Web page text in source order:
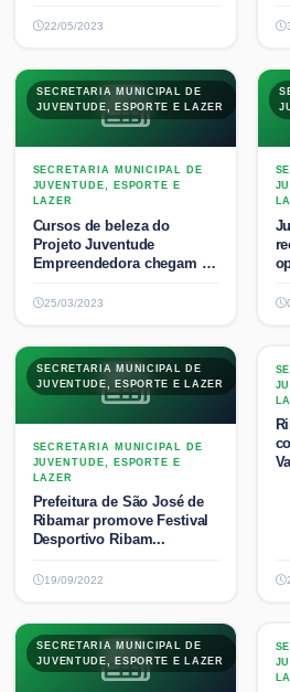
22/05/2023
SECRETARIA MUNICIPAL DE
JUVENTUDE, ESPORTE E LAZER
SECRETARIA MUNICIPAL DE
JUVENTUDE, ESPORTE E
LAZER
Cursos de beleza do
Projeto Juventude
Empreendedora chegam às
25/03/2023
SECRETARIA MUNICIPAL DE
JUVENTUDE, ESPORTE E LAZER
SECRETARIA MUNICIPAL DE
JUVENTUDE, ESPORTE E
LAZER
Prefeitura de São José de
Ribamar promove Festival
Desportivo Ribam...
19/09/2022
SECRETARIA MUNICIPAL DE
JUVENTUDE, ESPORTE E LAZER